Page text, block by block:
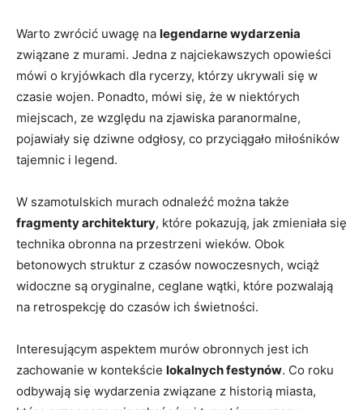
Warto zwrócić uwagę na legendarne wydarzenia
związane z murami. Jedna z najciekawszych opowieści
mówi o kryjówkach dla rycerzy, którzy ukrywali się w
czasie wojen. Ponadto, mówi się, że w niektórych
miejscach, ze względu na zjawiska paranormalne,
pojawiały się dziwne odgłosy, co przyciągało miłośników
tajemnic i legend.
W szamotulskich murach odnaleźć można także
fragmenty architektury, które pokazują, jak zmieniała się
technika obronna na przestrzeni wieków. Obok
betonowych struktur z czasów nowoczesnych, wciąż
widoczne są oryginalne, ceglane wątki, które pozwalają
na retrospekcję do czasów ich świetności.
Interesującym aspektem murów obronnych jest ich
zachowanie w kontekście lokalnych festynów. Co roku
odbywają się wydarzenia związane z historią miasta,